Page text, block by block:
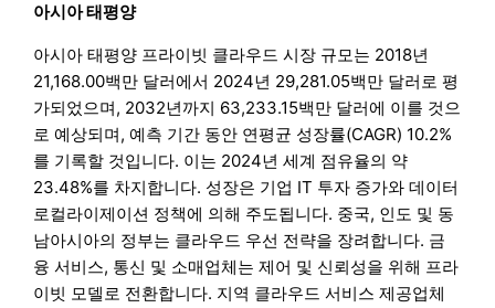
아시아 태평양
아시아 태평양 프라이빗 클라우드 시장 규모는 2018년
21,168.00백만 달러에서 2024년 29,281.05백만 달러로 평
가되었으며, 2032년까지 63,233.15백만 달러에 이를 것으
로 예상되며, 예측 기간 동안 연평균 성장률(CAGR) 10.2%
를 기록할 것입니다. 이는 2024년 세계 점유율의 약
23.48%를 차지합니다. 성장은 기업 IT 투자 증가와 데이터
로컬라이제이션 정책에 의해 주도됩니다. 중국, 인도 및 동
남아시아의 정부는 클라우드 우선 전략을 장려합니다. 금
융 서비스, 통신 및 소매업체는 제어 및 신뢰성을 위해 프라
이빗 모델로 전환합니다. 지역 클라우드 서비스 제공업체